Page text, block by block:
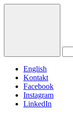
English
Kontakt
Facebook
Instagram
LinkedIn